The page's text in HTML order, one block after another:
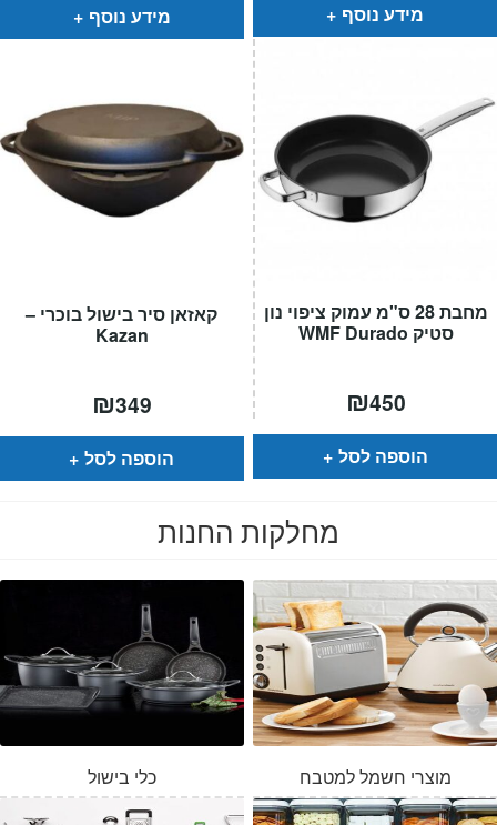
מידע נוסף מידע נוסף
קאזאן סיר בישול בוכרי –
Kazan
₪349
הוספה לסל
מחבת 28 ס"מ עמוק ציפוי נון
סטיק WMF Durado
₪450
הוספה לסל
מחלקות החנות
כלי בישול מוצרי חשמל למטבח